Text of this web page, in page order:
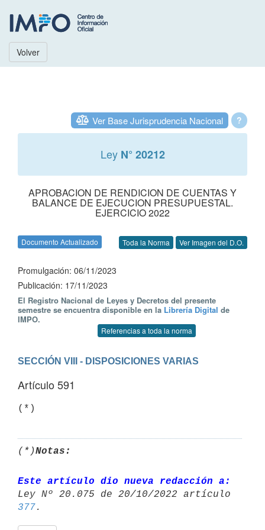
Volver
?
Ver Base Jurisprudencia Nacional
Ley N° 20212
APROBACION DE RENDICION DE CUENTAS Y
BALANCE DE EJECUCION PRESUPUESTAL.
EJERCICIO 2022
Documento Actualizado Toda la Norma Ver Imagen del D.O.
Promulgación: 06/11/2023
Publicación: 17/11/2023
El Registro Nacional de Leyes y Decretos del presente
semestre se encuentra disponible en la Librería Digital de
IMPO.
Referencias a toda la norma
SECCIÓN VIII - DISPOSICIONES VARIAS
Artículo 591
(*)
(*)Notas:
Este artículo dio nueva redacción a:
377